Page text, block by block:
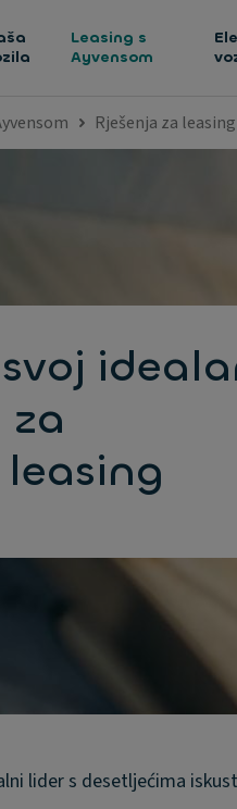
Leasing s
Ayvensom
Rješenja za leasing
lider s desetljećima